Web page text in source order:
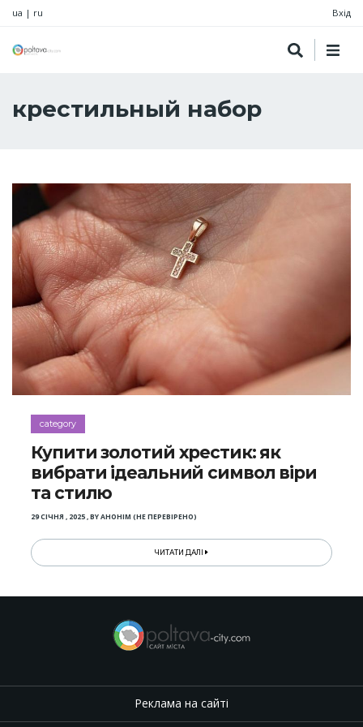
ua | ru Вхід
крестильный набор
category
Купити золотий хрестик: як
вибрати ідеальний символ віри
та стилю
29 СІЧНЯ , 2025,BYАНОНІМ (НЕ ПЕРЕВІРЕНО)
ЧИТАТИ ДАЛІ
Реклама на сайті